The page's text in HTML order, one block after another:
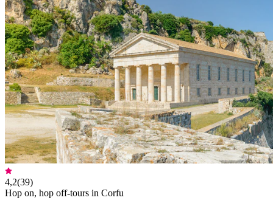
4,2(39)
Hop on, hop off-tours in Corfu